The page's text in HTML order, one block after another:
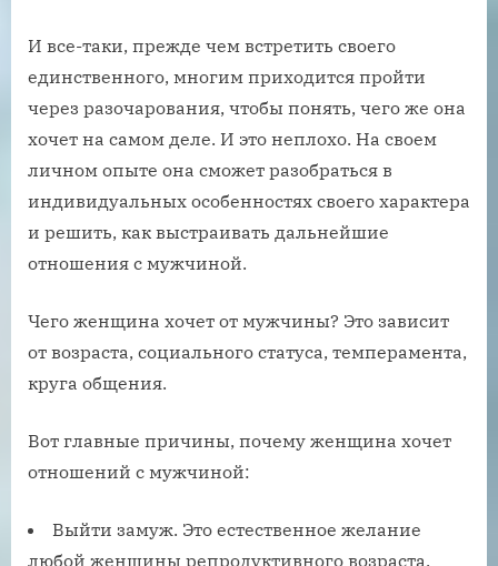
И все-таки, прежде чем встретить своего
единственного, многим приходится пройти
через разочарования, чтобы понять, чего же она
хочет на самом деле. И это неплохо. На своем
личном опыте она сможет разобраться в
индивидуальных особенностях своего характера
и решить, как выстраивать дальнейшие
отношения с мужчиной.
Чего женщина хочет от мужчины? Это зависит
от возраста, социального статуса, темперамента,
круга общения.
Вот главные причины, почему женщина хочет
отношений с мужчиной:
Выйти замуж. Это естественное желание
любой женщины репродуктивного возраста.